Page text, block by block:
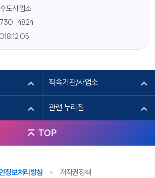
도사업소
4824
직속기관/사업소
관련 누리집
TOP
정보처리방침
저작권정책